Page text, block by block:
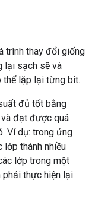
trình thay đổi giống
lại sạch sẽ và
thể lặp lại từng bit.
đủ tốt bằng
đạt được quá
Ví dụ: trong ứng
lớp thành nhiều
lớp trong một
phải thực hiện lại